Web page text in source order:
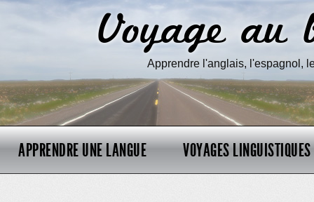
Voyage au
Apprendre l'anglais, l'espagnol,
APPRENDRE UNE LANGUE VOYAGES LINGUISTIQUES